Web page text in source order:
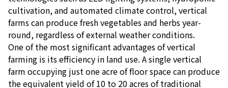
cultivation, and automated climate control, vertical
farms can produce fresh vegetables and herbs year-
round, regardless of external weather conditions.
One of the most significant advantages of vertical
farming is its efficiency in land use. A single vertical
farm occupying just one acre of floor space can produce
the equivalent yield of 10 to 20 acres of traditional